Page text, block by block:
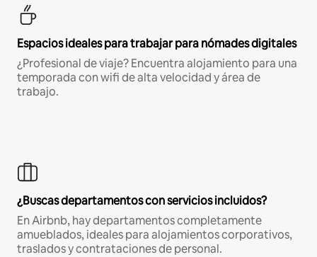
Espacios ideales para trabajar para nómades digitales
¿Profesional de viaje? Encuentra alojamiento para una
temporada con wifi de alta velocidad y área de
trabajo.
¿Buscas departamentos con servicios incluidos?
En Airbnb, hay departamentos completamente
amueblados, ideales para alojamientos corporativos,
traslados y contrataciones de personal.